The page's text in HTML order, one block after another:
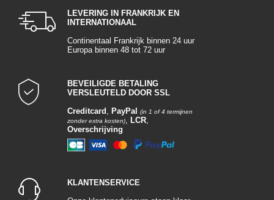
LEVERING IN FRANKRIJK EN
INTERNATIONAAL
Continentaal Frankrijk binnen 24 uur
Europa binnen 48 tot 72 uur
BEVEILIGDE BETALING
VERSLEUTELD DOOR SSL
Creditcard , PayPal
(in 1 of 4 termijnen
zonder extra kosten), LCR,
Overschrijving
KLANTENSERVICE